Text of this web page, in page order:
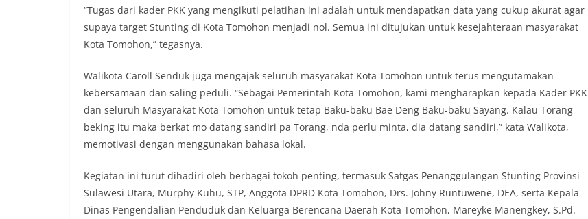
“Tugas dari kader PKK yang mengikuti pelatihan ini adalah untuk mendapatkan data yang cukup akurat agar
supaya target Stunting di Kota Tomohon menjadi nol. Semua ini ditujukan untuk kesejahteraan masyarakat
Kota Tomohon,” tegasnya.
Walikota Caroll Senduk juga mengajak seluruh masyarakat Kota Tomohon untuk terus mengutamakan
kebersamaan dan saling peduli. “Sebagai Pemerintah Kota Tomohon, kami mengharapkan kepada Kader PKK
dan seluruh Masyarakat Kota Tomohon untuk tetap Baku-baku Bae Deng Baku-baku Sayang. Kalau Torang
beking itu maka berkat mo datang sandiri pa Torang, nda perlu minta, dia datang sandiri,” kata Walikota,
memotivasi dengan menggunakan bahasa lokal.
Kegiatan ini turut dihadiri oleh berbagai tokoh penting, termasuk Satgas Penanggulangan Stunting Provinsi
Sulawesi Utara, Murphy Kuhu, STP, Anggota DPRD Kota Tomohon, Drs. Johny Runtuwene, DEA, serta Kepala
Dinas Pengendalian Penduduk dan Keluarga Berencana Daerah Kota Tomohon, Mareyke Manengkey, S.Pd.